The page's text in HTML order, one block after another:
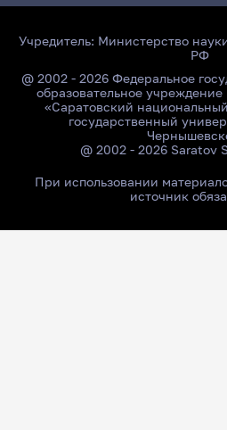
Учредитель: Министерство
РФ
@ 2002 - 2026 Федеральное
образовательное
«Саратовский
государственный
@ 2002 - 2026 Saratov
При использовании
источник